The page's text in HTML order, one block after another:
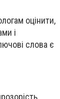
оцінити,
і
слова є